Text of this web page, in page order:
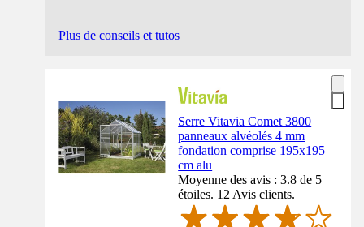
Plus de conseils et tutos
Serre Vitavia Comet 3800
panneaux alvéolés 4 mm
fondation comprise 195x195
cm alu
Moyenne des avis : 3.8 de 5
étoiles. 12 Avis clients.